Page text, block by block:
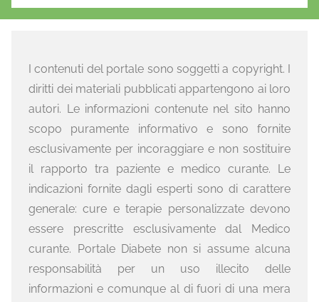
I contenuti del portale sono soggetti a copyright. I
diritti dei materiali pubblicati appartengono ai loro
autori. Le informazioni contenute nel sito hanno
scopo puramente informativo e sono fornite
esclusivamente per incoraggiare e non sostituire
il rapporto tra paziente e medico curante. Le
indicazioni fornite dagli esperti sono di carattere
generale: cure e terapie personalizzate devono
essere prescritte esclusivamente dal Medico
curante. Portale Diabete non si assume alcuna
responsabilità per un uso illecito delle
informazioni e comunque al di fuori di una mera